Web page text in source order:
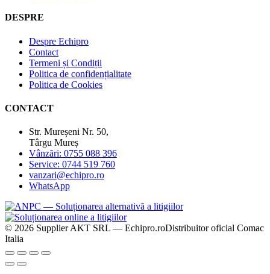
DESPRE
Despre Echipro
Contact
Termeni și Condiții
Politica de confidențialitate
Politica de Cookies
CONTACT
Str. Mureșeni Nr. 50,
Târgu Mureș
Vânzări: 0755 088 396
Service: 0744 519 760
vanzari@echipro.ro
WhatsApp
© 2026 Supplier AKT SRL — Echipro.roDistribuitor oficial Comac
Italia